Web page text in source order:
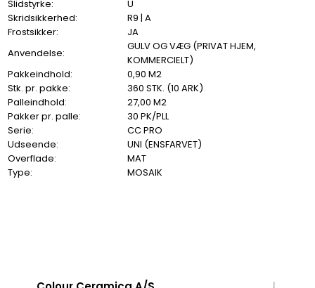
Slidstyrke:
U
Skridsikkerhed:
R9 | A
Frostsikker:
JA
Anvendelse:
GULV OG VÆG (PRIVAT HJEM,
KOMMERCIELT)
Pakkeindhold:
0,90 M2
Stk. pr. pakke:
360 STK. (10 ARK)
Palleindhold:
27,00 M2
Pakker pr. palle:
30 PK/PLL
Serie:
CC PRO
Udseende:
UNI (ENSFARVET)
Overflade:
MAT
Type:
MOSAIK